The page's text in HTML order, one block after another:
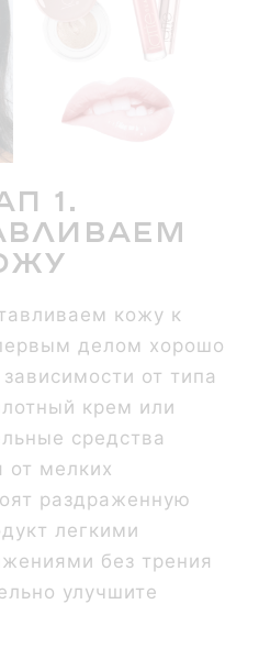
1.
кожу к
делом хорошо
от типа
крем или
средства
от мелких
раздраженную
легкими
без трения
улучшите